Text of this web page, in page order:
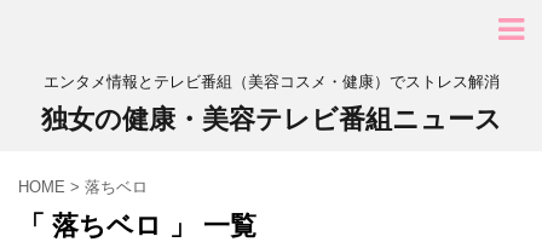
エンタメ情報とテレビ番組（美容コスメ・健康）でストレス解消
独女の健康・美容テレビ番組ニュース
HOME > 落ちベロ
「 落ちベロ 」 一覧